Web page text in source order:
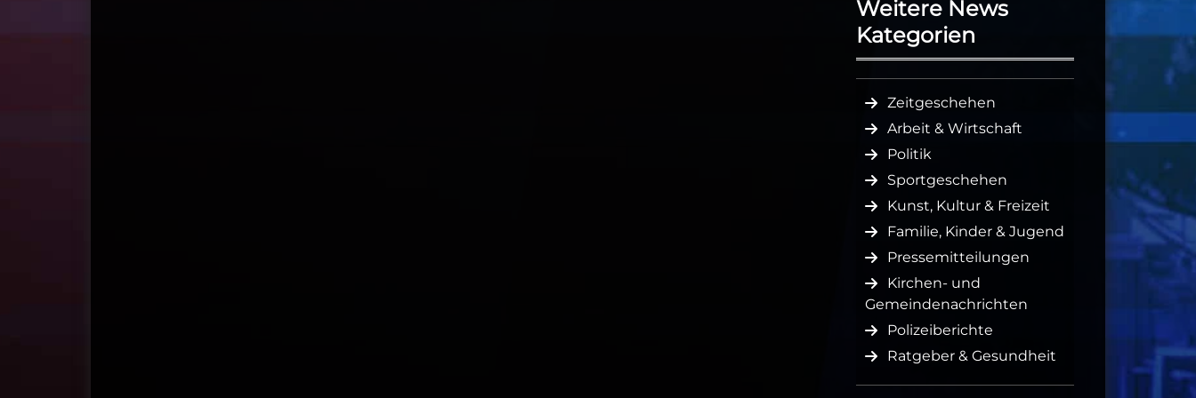
Weitere News
Kategorien
Zeitgeschehen
Arbeit & Wirtschaft
Politik
Sportgeschehen
Kunst, Kultur & Freizeit
Familie, Kinder & Jugend
Pressemitteilungen
Kirchen- und
Gemeindenachrichten
Polizeiberichte
Ratgeber & Gesundheit